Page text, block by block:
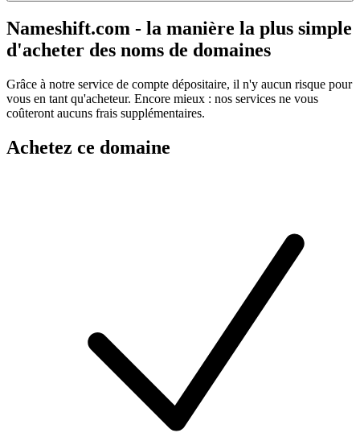
Nameshift.com - la manière la plus simple
d'acheter des noms de domaines
Grâce à notre service de compte dépositaire, il n'y aucun risque pour
vous en tant qu'acheteur. Encore mieux : nos services ne vous
coûteront aucuns frais supplémentaires.
Achetez ce domaine